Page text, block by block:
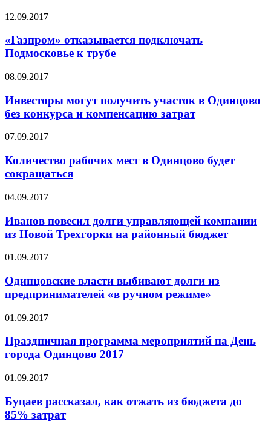
12.09.2017
«Газпром» отказывается подключать
Подмосковье к трубе
08.09.2017
Инвесторы могут получить участок в Одинцово
без конкурса и компенсацию затрат
07.09.2017
Количество рабочих мест в Одинцово будет
сокращаться
04.09.2017
Иванов повесил долги управляющей компании
из Новой Трехгорки на районный бюджет
01.09.2017
Одинцовские власти выбивают долги из
предпринимателей «в ручном режиме»
01.09.2017
Праздничная программа мероприятий на День
города Одинцово 2017
01.09.2017
Буцаев рассказал, как отжать из бюджета до
85% затрат